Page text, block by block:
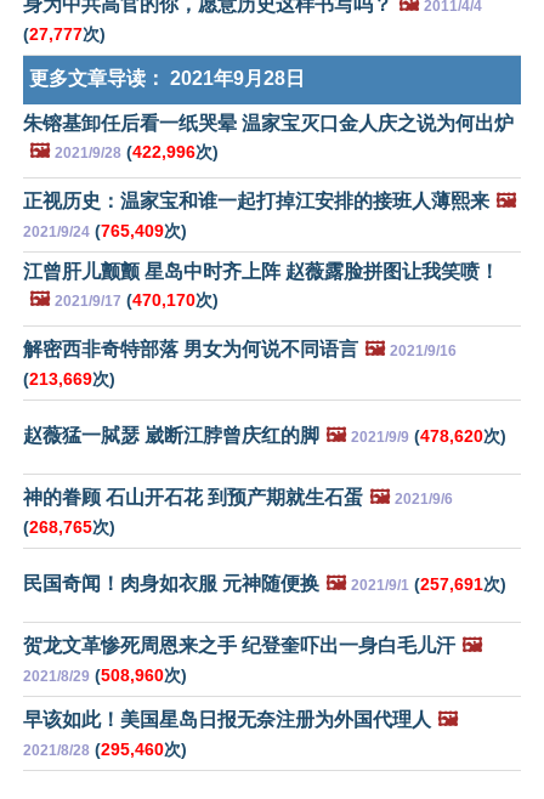
身为中共高官的你，愿意历史这样书写吗？ 🖼️ 2011/4/4
(27,777次)
更多文章导读： 2021年9月28日
朱镕基卸任后看一纸哭晕 温家宝灭口金人庆之说为何出炉
🖼️ 2021/9/28 (422,996次)
正视历史：温家宝和谁一起打掉江安排的接班人薄熙来 🖼️
2021/9/24 (765,409次)
江曾肝儿颤颤 星岛中时齐上阵 赵薇露脸拼图让我笑喷！
🖼️ 2021/9/17 (470,170次)
解密西非奇特部落 男女为何说不同语言 🖼️ 2021/9/16
(213,669次)
赵薇猛一脦瑟 崴断江脖曾庆红的脚 🖼️ 2021/9/9 (478,620次)
神的眷顾 石山开石花 到预产期就生石蛋 🖼️ 2021/9/6
(268,765次)
民国奇闻！肉身如衣服 元神随便换 🖼️ 2021/9/1 (257,691次)
贺龙文革惨死周恩来之手 纪登奎吓出一身白毛儿汗 🖼️
2021/8/29 (508,960次)
早该如此！美国星岛日报无奈注册为外国代理人 🖼️
2021/8/28 (295,460次)